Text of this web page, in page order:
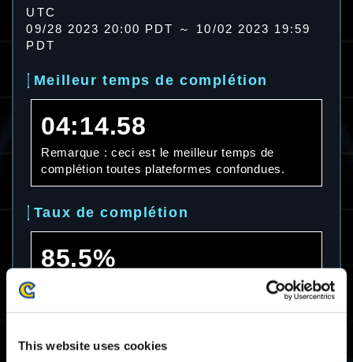
This website uses cookies
UTC
09/28 2023 20:00 PDT ～ 10/02 2023 19:59
PDT
Meilleur temps de complétion
04:14.58
Remarque : ceci est le meilleur temps de
complétion toutes plateformes confondues.
Taux de complétion
85.5%
Remarque : ceci est le taux de complétion
Temps de complétion moyen